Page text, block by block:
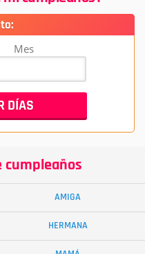
Mes
cumpleaños
AMIGA
HERMANA